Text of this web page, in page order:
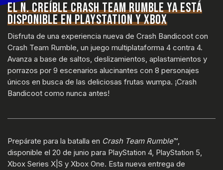
EL N. CREÍBLE CRASH TEAM RUMBLE YA ESTÁ
DISPONIBLE EN PLAYSTATION Y XBOX
Disfruta de una experiencia nueva de Crash Bandicoot con
Crash Team Rumble, un juego multiplataforma 4 contra 4.
Avanza a base de saltos, deslizamientos, aplastamientos y
porrazos por 9 escenarios alucinantes con 8 personajes
únicos en busca de las deliciosas frutas wumpa. ¡Crash
Bandicoot como nunca antes!
Prepárate para la batalla en Crash Team Rumble™,
disponible el 20 de junio para PlayStation 4, PlayStation 5,
Xbox Series X|S y Xbox One. Esta nueva entrega de